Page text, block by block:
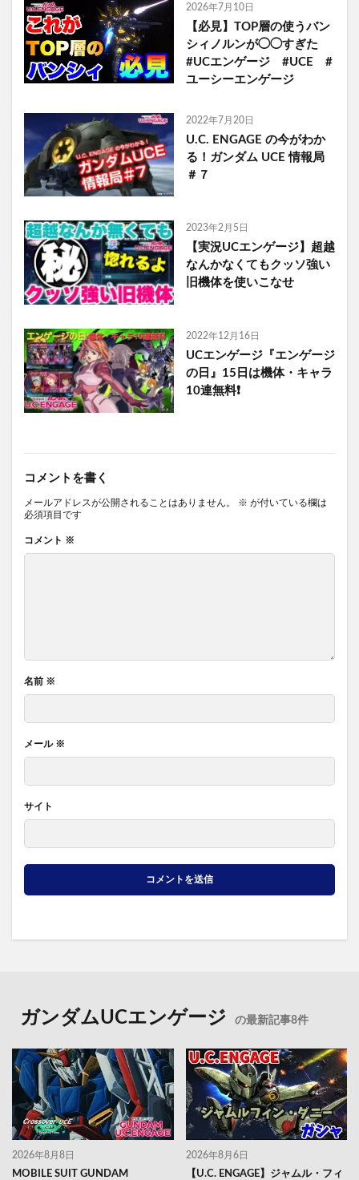
2026年7月10日
【必見】TOP層の使うバン
シィノルンが◯◯すぎた
#UCエンゲージ #UCE #
ユーシーエンゲージ
2022年7月20日
U.C. ENGAGE の今がわか
る！ガンダム UCE 情報局
＃７
2023年2月5日
【実況UCエンゲージ】超越
なんかなくてもクッソ強い
旧機体を使いこなせ
2022年12月16日
UCエンゲージ『エンゲージ
の日』15日は機体・キャラ
10連無料❗
コメントを書く
メールアドレスが公開されることはありません。 ※ が付いている欄は
必須項目です
コメント ※
名前 ※
メール ※
サイト
ガンダムUCエンゲージ の最新記事8件
2026年8月8日
MOBILE SUIT GUNDAM
2026年8月6日
【U.C. ENGAGE】ジャムル・フィ